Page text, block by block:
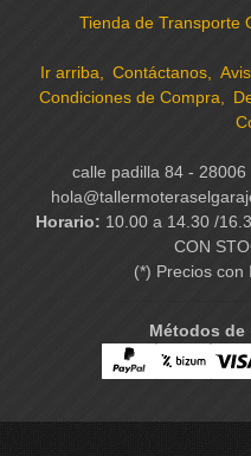
Tienda de Transporte
Ir arriba Contáctanos
Condiciones de Compra
calle padilla 84 -
Horario: 10.00 a 14.30 /
CON
(*) Precios con
Métodos de